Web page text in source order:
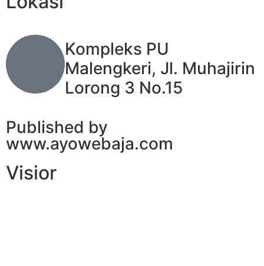
Kompleks PU
Malengkeri, Jl. Muhajirin
Lorong 3 No.15
Published by
www.ayowebaja.com
Visior